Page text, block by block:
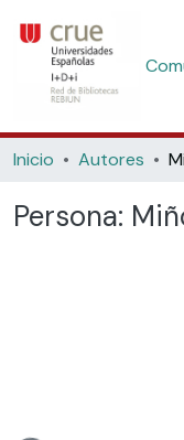
Inicio Autores
Persona: